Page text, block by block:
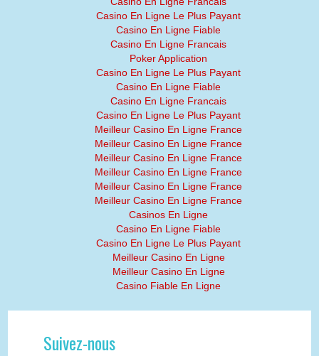
Casino En Ligne Le Plus Payant
Casino En Ligne Fiable
Casino En Ligne Francais
Poker Application
Casino En Ligne Le Plus Payant
Casino En Ligne Fiable
Casino En Ligne Francais
Casino En Ligne Le Plus Payant
Meilleur Casino En Ligne France
Meilleur Casino En Ligne France
Meilleur Casino En Ligne France
Meilleur Casino En Ligne France
Meilleur Casino En Ligne France
Meilleur Casino En Ligne France
Casinos En Ligne
Casino En Ligne Fiable
Casino En Ligne Le Plus Payant
Meilleur Casino En Ligne
Meilleur Casino En Ligne
Casino Fiable En Ligne
Suivez-nous